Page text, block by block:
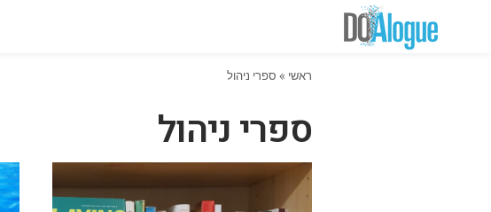
ראשי » ספרי ניהול
ספרי ניהול